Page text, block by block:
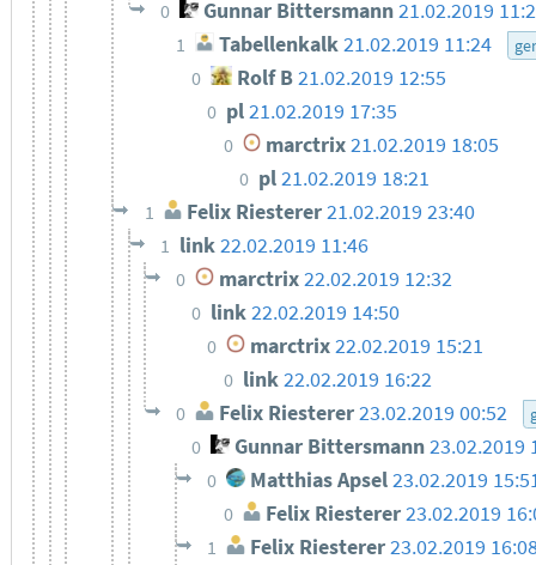
0 Gunnar Bittersmann 21.02.2019
1 Tabellenkalk21.02.2019 11:24
0 Rolf B21.02.2019 12:55
0 pl21.02.2019 17:35
0 marctrix21.02.2019 18:05
0 pl21.02.2019 18:21
1 Felix Riesterer21.02.2019 23:40
1 link22.02.2019 11:46
0 marctrix22.02.2019 12:32
0 link22.02.2019 14:50
0 marctrix22.02.2019 15:21
0 link22.02.2019 16:22
0 Felix Riesterer23.02.2019 00:52
0 Gunnar Bittersmann23.02.2019
0 Matthias Apsel23.02.2019
0 Felix Riesterer23.02.2019
1 Felix Riesterer23.02.2019